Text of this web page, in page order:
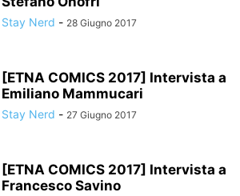
Stay Nerd - 28 Giugno 2017
[ETNA COMICS 2017] Intervista a
Emiliano Mammucari
Stay Nerd - 27 Giugno 2017
[ETNA COMICS 2017] Intervista a
Francesco Savino